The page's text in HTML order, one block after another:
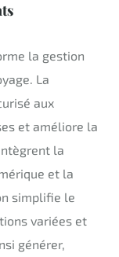
la gestion
La
aux
et améliore la
la
et la
simplifie le
variées et
générer,